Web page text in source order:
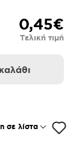
0,45€
Τελική τιμή
σε λίστα